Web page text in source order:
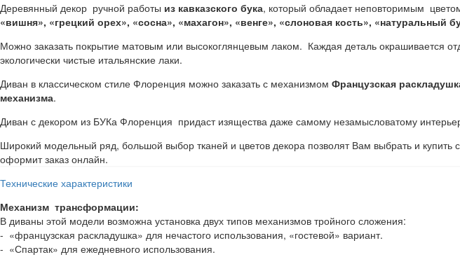
Деревянный декор ручной работы из кавказского бука, который обладает неповторимым
«вишня», «грецкий орех», «сосна», «махагон», «венге», «слоновая кость», «натуральный
Можно заказать покрытие матовым или высокоглянцевым лаком. Каждая деталь окрашивается
экологически чистые итальянские лаки.
Диван в классическом стиле Флоренция можно заказать с механизмом Французская
механизма.
Диван с декором из БУКа Флоренция придаст изящества даже самому незамысловатому
Широкий модельный ряд, большой выбор тканей и цветов декора позволят Вам выбрать и
оформит заказ онлайн.
Технические характеристики
Механизм трансформации:
В диваны этой модели возможна установка двух типов механизмов тройного сложения:
- «французская раскладушка» для нечастого использования, «гостевой» вариант.
- «Спартак» для ежедневного использования.